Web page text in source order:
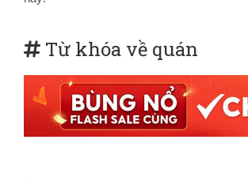
Từ khóa về quán